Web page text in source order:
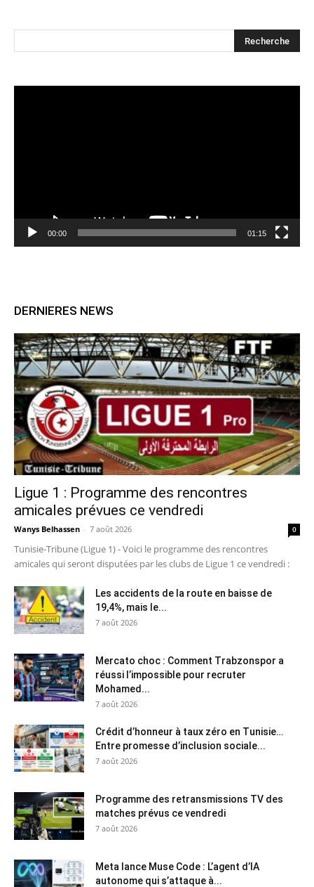
00:00 01:15
DERNIERES NEWS
Ligue 1 : Programme des rencontres
amicales prévues ce vendredi
Wanys Belhassen - 7 août 2026 0
Tunisie-Tribune (Ligue 1) - Voici le programme des rencontres
amicales qui seront disputées par les clubs de Ligue 1 ce vendredi :
Les accidents de la route en baisse de
19,4%, mais le...
7 août 2026
Mercato choc : Comment Trabzonspor a
réussi l’impossible pour recruter
Mohamed...
7 août 2026
Crédit d’honneur à taux zéro en Tunisie…
Entre promesse d’inclusion sociale...
7 août 2026
Programme des retransmissions TV des
matches prévus ce vendredi
7 août 2026
Meta lance Muse Code : L’agent d’IA
autonome qui s’attaque à...